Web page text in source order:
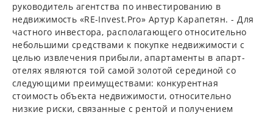
руководитель агентства по инвестированию в
недвижимость «RE-Invest.Pro» Артур Карапетян. - Для
частного инвестора, располагающего относительно
небольшими средствами к покупке недвижимости с
целью извлечения прибыли, апартаменты в апарт-
отелях являются той самой золотой серединой со
следующими преимуществами: конкурентная
стоимость объекта недвижимости, относительно
низкие риски, связанные с рентой и получением